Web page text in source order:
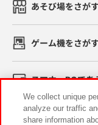
あそび場をさがす
ゲーム機をさがす
スマホ・PCであ
イベント・キャ
We collect unique
analyze our traffic
share information